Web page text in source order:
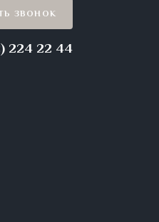
ЗВОНОК
224 22 44